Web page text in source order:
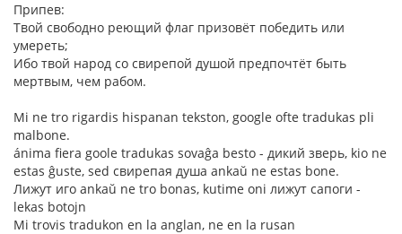
Припев:
Твой свободно реющий флаг призовёт победить или
умереть;
Ибо твой народ со свирепой душой предпочтёт быть
мертвым, чем рабом.
Mi ne tro rigardis hispanan tekston, google ofte tradukas pli
malbone.
ánima fiera goole tradukas sovaĝa besto - дикий зверь, kio ne
estas ĝuste, sed свирепая душа ankaŭ ne estas bone.
Лижут иго ankaŭ ne tro bonas, kutime oni лижут сапоги -
lekas botojn
Mi trovis tradukon en la anglan, ne en la rusan